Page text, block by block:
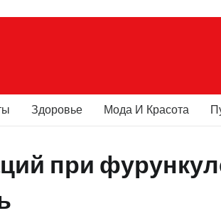
Здоровье Мода И Красота
при